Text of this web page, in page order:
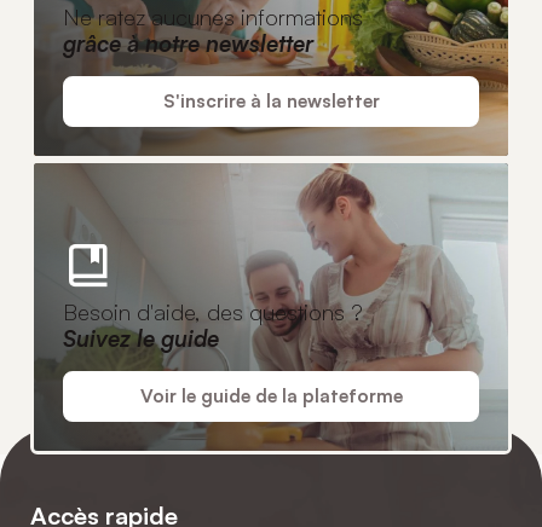
Ne ratez aucunes informations
grâce à notre newsletter
S'inscrire à la newsletter
Besoin d'aide, des questions ?
Suivez le guide
Voir le guide de la plateforme
Accès rapide